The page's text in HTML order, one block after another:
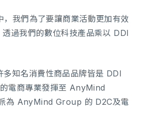
我們為了要讓商業活動更加有效
過我們的數位科技產品乘以 DDI
知名消費性商品品牌皆是 DDI
電商專業發揮至 AnyMind
為 AnyMind Group 的 D2C及電